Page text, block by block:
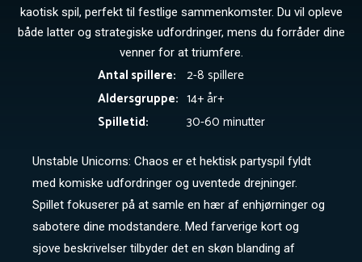
kaotisk spil, perfekt til festlige sammenkomster. Du vil opleve
både latter og strategiske udfordringer, mens du forråder dine
venner for at triumfere.
Antal spillere: 2-8 spillere
Aldersgruppe: 14+ år+
Spilletid:
30-60 minutter
Om Unstable Unicorns:
Unstable Unicorns: Chaos er et hektisk partyspil fyldt
med komiske udfordringer og uventede drejninger.
Spillet fokuserer på at samle en hær af enhjørninger og
sabotere dine modstandere. Med farverige kort og
sjove beskrivelser tilbyder det en skøn blanding af